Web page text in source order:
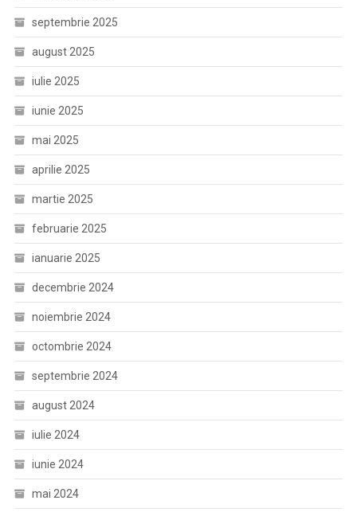
septembrie 2025
august 2025
iulie 2025
iunie 2025
mai 2025
aprilie 2025
martie 2025
februarie 2025
ianuarie 2025
decembrie 2024
noiembrie 2024
octombrie 2024
septembrie 2024
august 2024
iulie 2024
iunie 2024
mai 2024